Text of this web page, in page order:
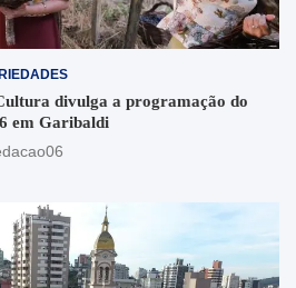
divulga a programação do
em Garibaldi